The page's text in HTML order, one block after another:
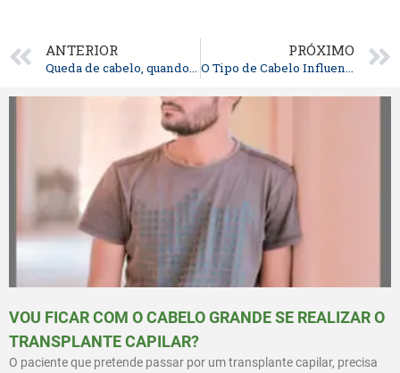
ANTERIOR
Queda de cabelo, quando procurar ajuda? Transplante Capilar em Curitiba
PRÓXIMO
O Tipo de Cabelo Influencia no Transplante Capilar
VOU FICAR COM O CABELO GRANDE SE REALIZAR O
TRANSPLANTE CAPILAR?
O paciente que pretende passar por um transplante capilar, precisa